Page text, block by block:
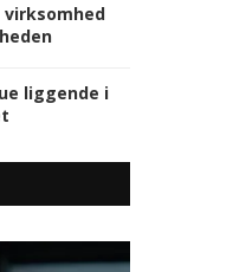
liggende i